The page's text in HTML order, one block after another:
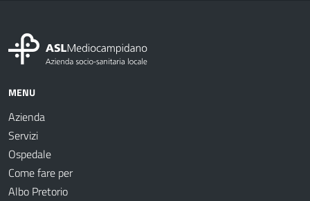
MENU
Azienda
Servizi
Ospedale
Come fare per
Albo Pretorio